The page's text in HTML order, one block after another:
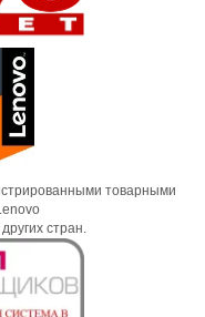
товарными
стран.